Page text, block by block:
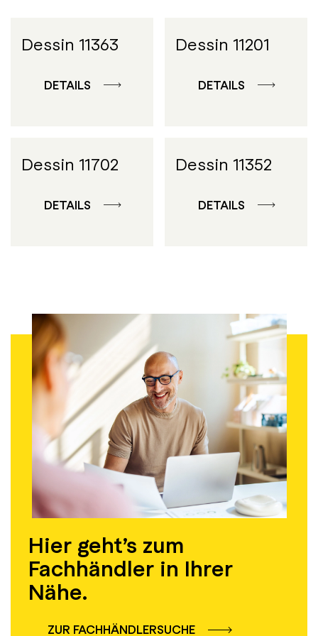
Dessin 11363
DETAILS
Dessin 11201
DETAILS
Dessin 11702
DETAILS
Dessin 11352
DETAILS
Hier geht’s zum
Fachhändler in Ihrer
Nähe.
ZUR FACHHÄNDLERSUCHE